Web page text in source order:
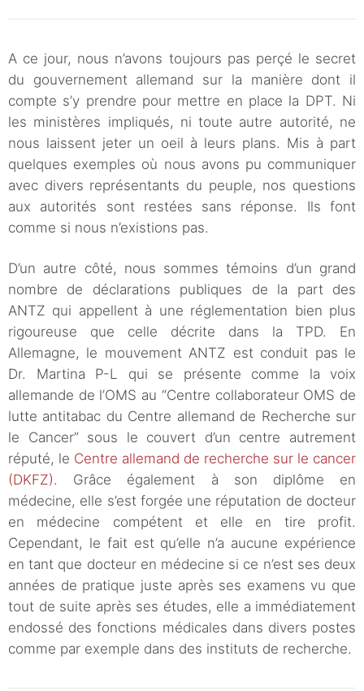
A ce jour, nous n’avons toujours pas perçé le secret
du gouvernement allemand sur la manière dont il
compte s’y prendre pour mettre en place la DPT. Ni
les ministères impliqués, ni toute autre autorité, ne
nous laissent jeter un oeil à leurs plans. Mis à part
quelques exemples où nous avons pu communiquer
avec divers représentants du peuple, nos questions
aux autorités sont restées sans réponse. Ils font
comme si nous n’existions pas.
D’un autre côté, nous sommes témoins d’un grand
nombre de déclarations publiques de la part des
ANTZ qui appellent à une réglementation bien plus
rigoureuse que celle décrite dans la TPD. En
Allemagne, le mouvement ANTZ est conduit pas le
Dr. Martina P-L qui se présente comme la voix
allemande de l’OMS au “Centre collaborateur OMS de
lutte antitabac du Centre allemand de Recherche sur
le Cancer” sous le couvert d’un centre autrement
réputé, le Centre allemand de recherche sur le cancer
(DKFZ). Grâce également à son diplôme en
médecine, elle s’est forgée une réputation de docteur
en médecine compétent et elle en tire profit.
Cependant, le fait est qu’elle n’a aucune expérience
en tant que docteur en médecine si ce n’est ses deux
années de pratique juste après ses examens vu que
tout de suite après ses études, elle a immédiatement
endossé des fonctions médicales dans divers postes
comme par exemple dans des instituts de recherche.